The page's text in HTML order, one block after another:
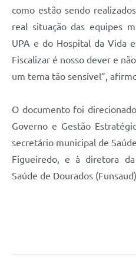
como estão sendo
real situação das equipes
UPA e do Hospital da Vida
Fiscalizar é nosso dever e
um tema tão sensível”,
O documento foi
Governo e Gestão
secretário municipal de
Figueiredo, e à diretora
Saúde de Dourados